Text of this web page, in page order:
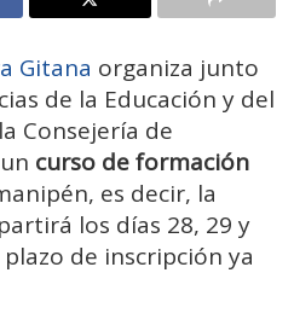
Gitana organiza junto
de la Educación y del
Consejería de
curso de formación
es decir, la
los días 28, 29 y
de inscripción ya